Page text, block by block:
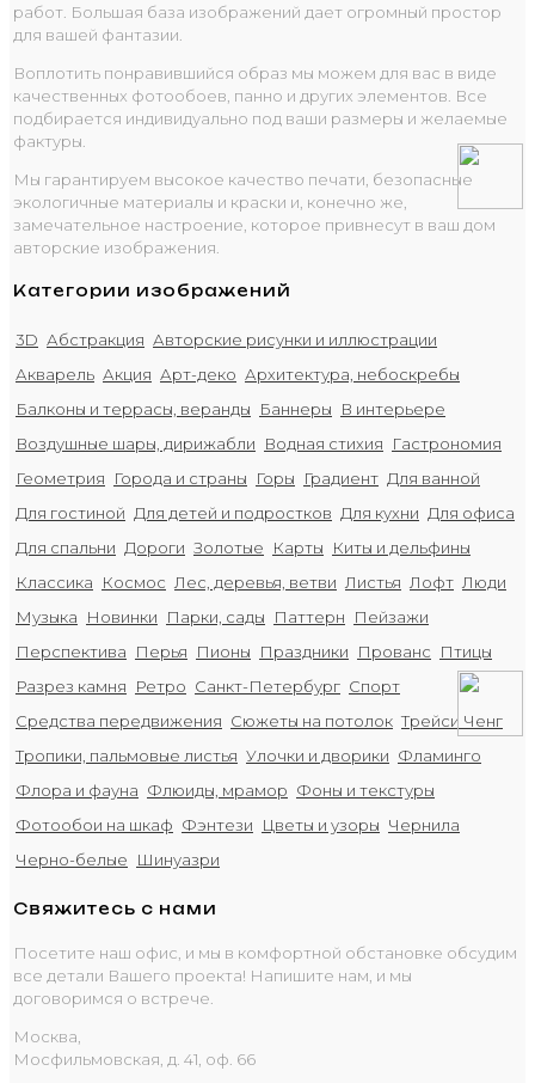
работ. Большая база изображений дает огромный простор
для вашей фантазии.
Воплотить понравившийся образ мы можем для вас в виде
качественных фотообоев, панно и других элементов. Все
подбирается индивидуально под ваши размеры и желаемые
фактуры.
Мы гарантируем высокое качество печати, безопасные
экологичные материалы и краски и, конечно же,
замечательное настроение, которое привнесут в ваш дом
авторские изображения.
Категории изображений
3D Абстракция Авторские рисунки и иллюстрации
Акварель Акция Арт-деко Архитектура, небоскребы
Балконы и террасы, веранды
Баннеры
В интерьере
Воздушные шары, дирижабли
Водная стихия
Гастрономия
Геометрия
Города и страны Горы Градиент Для ванной
Для гостиной Для детей и подростков Для кухни Для офиса
Для спальни Дороги Золотые Карты
Киты и дельфины
Классика
Космос Лес, деревья, ветви Листья Лофт Люди
Музыка
Новинки Парки, сады Паттерн
Пейзажи
Перспектива
Перья Пионы Праздники Прованс
Птицы
Разрез камня
Ретро Санкт-Петербург Спорт
Средства передвижения Сюжеты на потолок Трейси Ченг
Тропики, пальмовые листья Улочки и дворики Фламинго
Флора и фауна Флюиды, мрамор Фоны и текстуры
Фотообои на шкаф Фэнтези Цветы и узоры Чернила
Черно-белые
Шинуазри
Свяжитесь с нами
Посетите наш офис, и мы в комфортной обстановке обсудим
все детали Вашего проекта! Напишите нам, и мы
договоримся о встрече.
Москва,
Мосфильмовская, д. 41, оф. 66